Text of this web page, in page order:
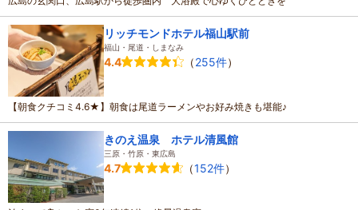
リッチモンドホテル福山駅前
福山・尾道・しまなみ
4.4 （255件）
【朝食クチコミ4.6★】朝食は尾道ラーメンやお好み焼きも堪能♪
きのえ温泉 ホテル清風館
三原・竹原・東広島
4.7 （152件）